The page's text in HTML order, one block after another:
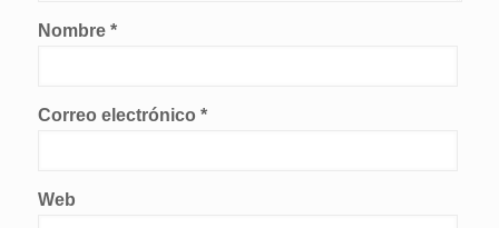
Nombre *
Correo electrónico *
Web